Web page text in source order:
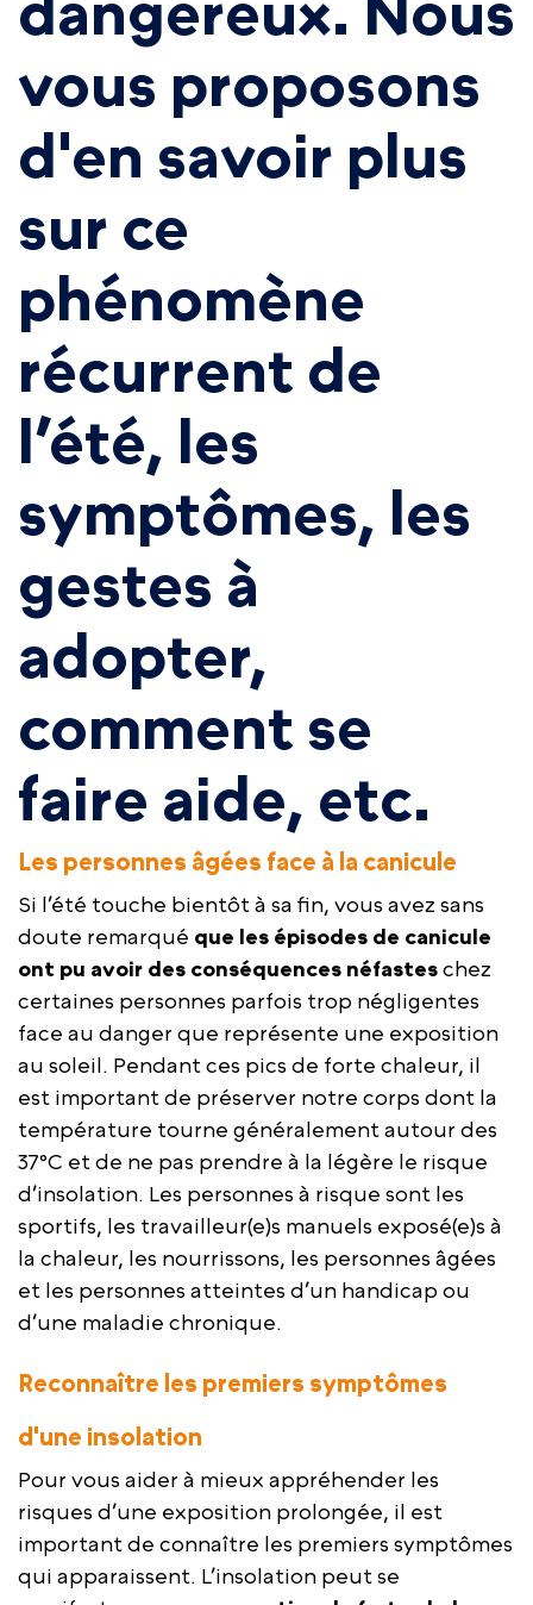
vous proposons
d'en savoir plus
sur ce
phénomène
récurrent de
l’été, les
symptômes, les
gestes à
adopter,
comment se
faire aide, etc.
Les personnes âgées face à la canicule
Si l’été touche bientôt à sa fin, vous avez sans
doute remarqué que les épisodes de canicule
ont pu avoir des conséquences néfasteschez
certaines personnes parfois trop négligentes
face au danger que représente une exposition
au soleil. Pendant ces pics de forte chaleur, il
est important de préserver notre corps dont la
température tourne généralement autour des
37°C et de ne pas prendre à la légère le risque
d’insolation. Les personnes à risque sont les
sportifs, les travailleur(e)s manuels exposé(e)s à
la chaleur, les nourrissons, les personnes âgées
et les personnes atteintes d’un handicap ou
d’une maladie chronique.
Reconnaître les premiers symptômes
d'une insolation
Pour vous aider à mieux appréhender les
risques d’une exposition prolongée, il est
important de connaître les premiers symptômes
qui apparaissent. L’insolation peut se